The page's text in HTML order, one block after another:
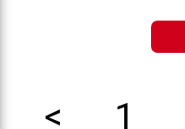
< 1